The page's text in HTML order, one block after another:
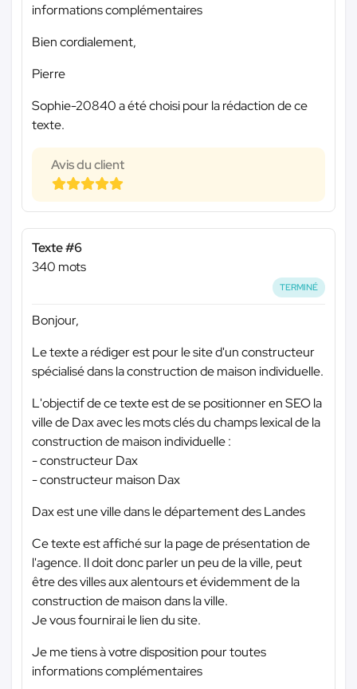
informations complémentaires
Bien cordialement,
Pierre
Sophie-20840 a été choisi pour la rédaction de ce
texte.
Avis du client
Texte #6
340 mots
TERMINÉ
Bonjour,
Le texte a rédiger est pour le site d'un constructeur
spécialisé dans la construction de maison individuelle.
L'objectif de ce texte est de se positionner en SEO la
ville de Dax avec les mots clés du champs lexical de la
construction de maison individuelle :
- constructeur Dax
- constructeur maison Dax
Dax est une ville dans le département des Landes
Ce texte est affiché sur la page de présentation de
l'agence. Il doit donc parler un peu de la ville, peut
être des villes aux alentours et évidemment de la
construction de maison dans la ville.
Je vous fournirai le lien du site.
Je me tiens à votre disposition pour toutes
informations complémentaires